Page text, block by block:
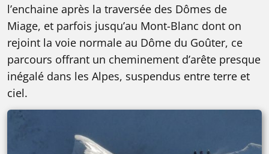
l’enchaine après la traversée des Dômes de
Miage, et parfois jusqu’au Mont-Blanc dont on
rejoint la voie normale au Dôme du Goûter, ce
parcours offrant un cheminement d’arête presque
inégalé dans les Alpes, suspendus entre terre et
ciel.